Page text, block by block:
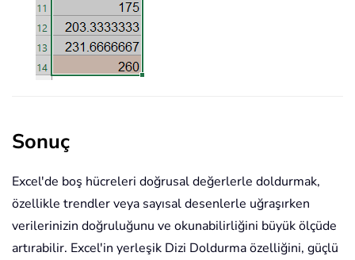
Sonuç
Excel'de boş hücreleri doğrusal değerlerle doldurmak,
özellikle trendler veya sayısal desenlerle uğraşırken
verilerinizin doğruluğunu ve okunabilirliğini büyük ölçüde
artırabilir. Excel'in yerleşik Dizi Doldurma özelliğini, güçlü